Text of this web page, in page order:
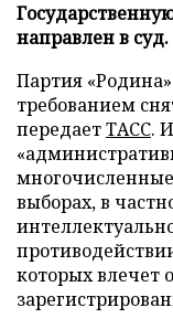
направлен в суд.
Партия
требованием
передаетТАСС.
выборах, в
которых влечет